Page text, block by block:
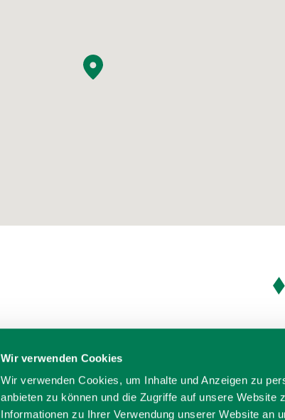
Wir verwenden Cookies
Wir verwenden Cookies, um Inhalte und Anzeigen zu
anbieten zu können und die Zugriffe auf unsere Website
Informationen zu Ihrer Verwendung unserer Website an